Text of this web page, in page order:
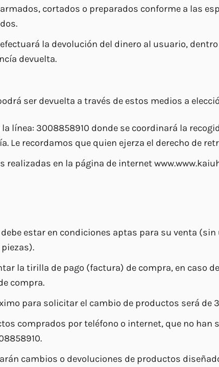
cortados o preparados conforme a las
efectuará la devolución del dinero al usuario,
devuelta.
ser devuelta a través de estos medios a
línea: 3008858910 donde se coordinará la
Le recordamos que quien ejerza el derecho de
realizadas en la página de internet
estar en condiciones aptas para su venta
la tirilla de pago (factura) de compra, en caso
compra.
para solicitar el cambio de productos será de
comprados por teléfono o internet, que no han
cambios o devoluciones de productos